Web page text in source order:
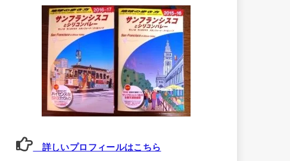
詳しいプロフィールはこちら